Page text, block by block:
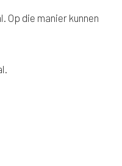
Op die manier kunnen